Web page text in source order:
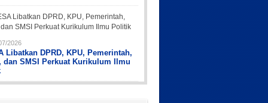
2026
Libatkan DPRD, KPU, Pemerintah,
dan SMSI Perkuat Kurikulum Ilmu